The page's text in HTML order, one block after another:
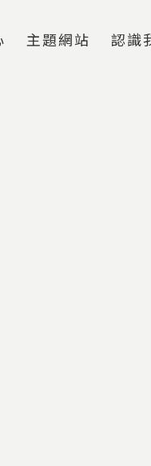
主題網站 認識